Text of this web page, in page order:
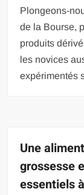
Plongeons-
de la Bourse,
produits
les novices
expérimentés
Une
grossesse
essentiels